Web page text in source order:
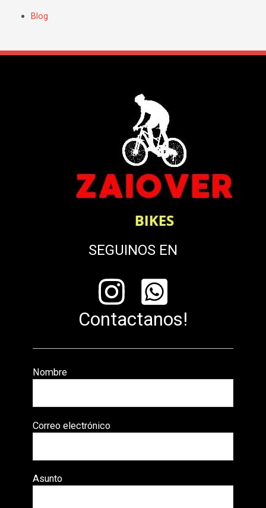
Blog
SEGUINOS EN
Contactanos!
Nombre
Correo electrónico
Asunto